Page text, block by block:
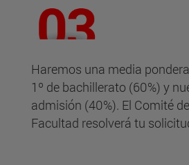
Haremos una media
1º de bachillerato (60%) y
admisión (40%). El Comité
Facultad resolverá tu